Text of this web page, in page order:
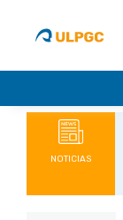
Saltar
contenido
NOTICIAS